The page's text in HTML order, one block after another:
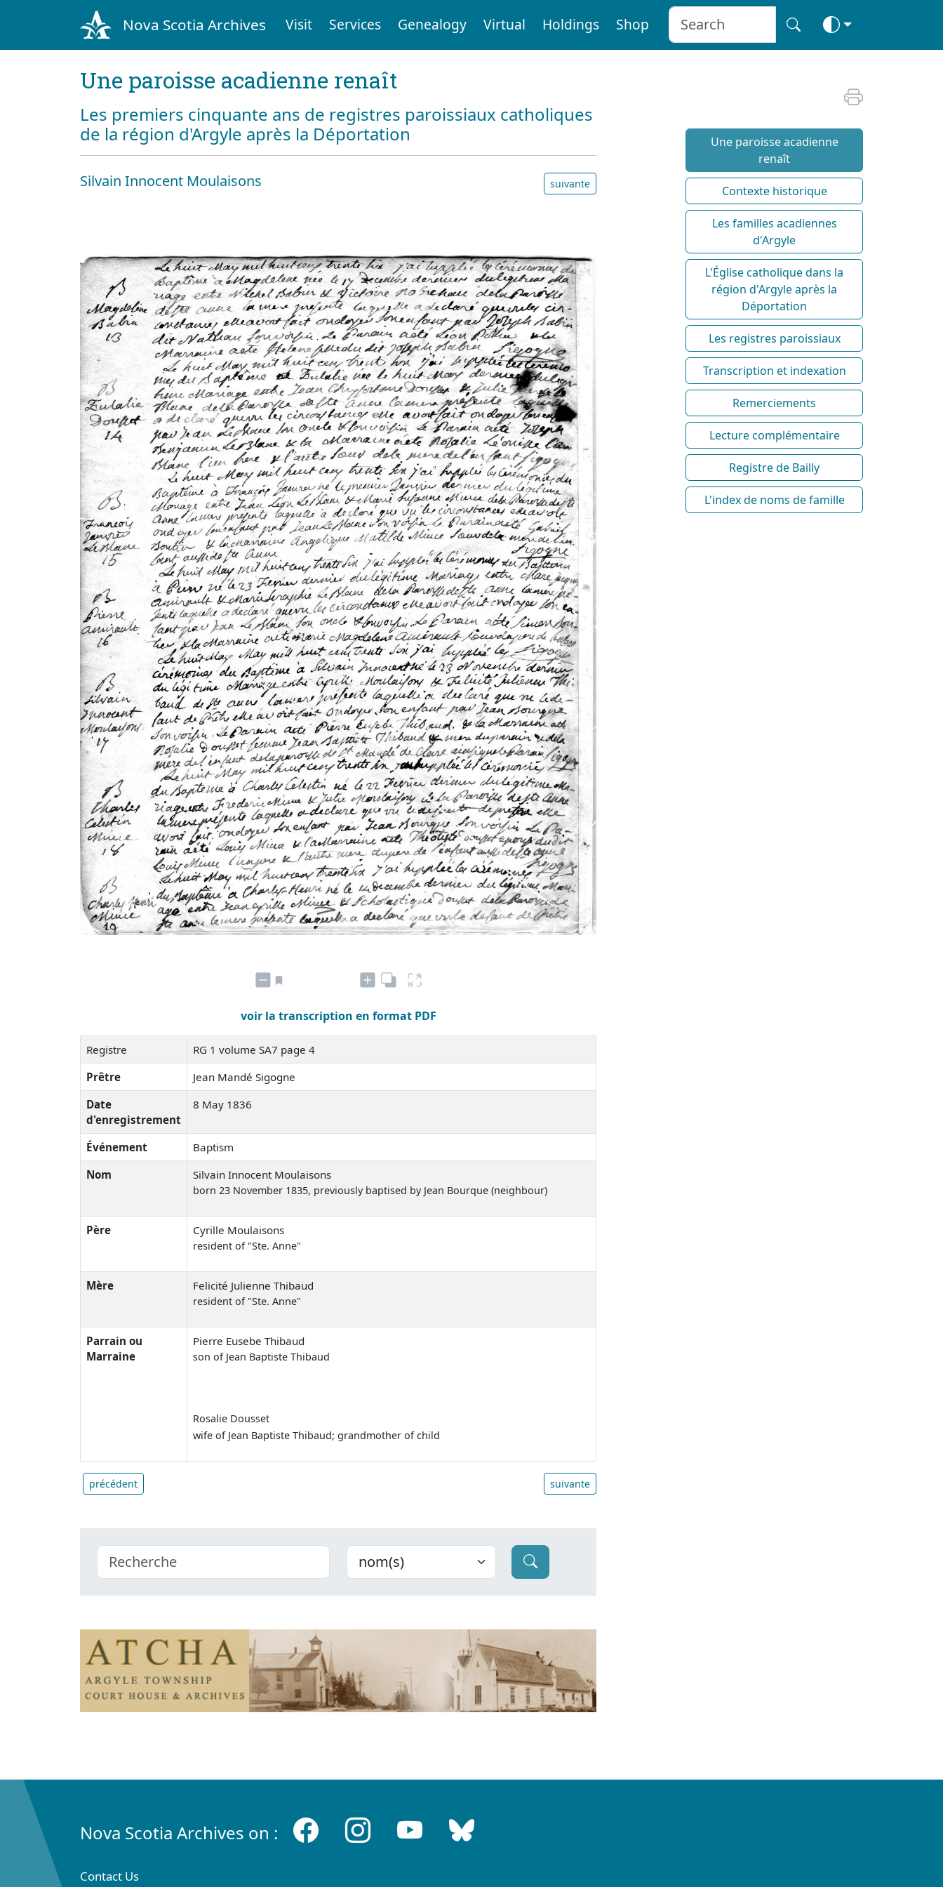
Nova Scotia Archives Visit Services Genealogy Virtual Holdings Shop
Une paroisse acadienne renaît
Les premiers cinquante ans de registres paroissiaux catholiques
de la région d'Argyle après la Déportation
Silvain Innocent Moulaisons suivante
voir la transcription en format PDF
Registre
RG 1 volume SA7 page 4
Prêtre
Jean Mandé Sigogne
Date
d'enregistrement
8 May 1836
Événement
Baptism
Nom
Silvain Innocent Moulaisons
born 23 November 1835, previously baptised by Jean Bourque (neighbour)
Père Cyrille Moulaisons
resident of "Ste. Anne"
Mère Felicité Julienne Thibaud
resident of "Ste. Anne"
Parrain ou
Marraine
Pierre Eusebe Thibaud
son of Jean Baptiste Thibaud
Rosalie Dousset
wife of Jean Baptiste Thibaud; grandmother of child
précédent suivante
Une paroisse acadienne
renaît
Contexte historique
Les familles acadiennes
d'Argyle
L'Église catholique dans la
région d'Argyle après la
Déportation
Les registres paroissiaux
Transcription et indexation
Remerciements
Lecture complémentaire
Registre de Bailly
L'index de noms de famille
Nova Scotia Archives on :
Contact Us